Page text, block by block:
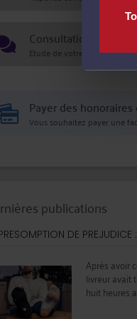
et négociation
pour régler à
en cause pénale du
harcèlement moral
syndical et du
Consultation écrite
Etude de votre dossier +
Payer des
Vous souhaitez payer une
publications
DE PREJUDICE
Après avoir
livreur avait
huit heures